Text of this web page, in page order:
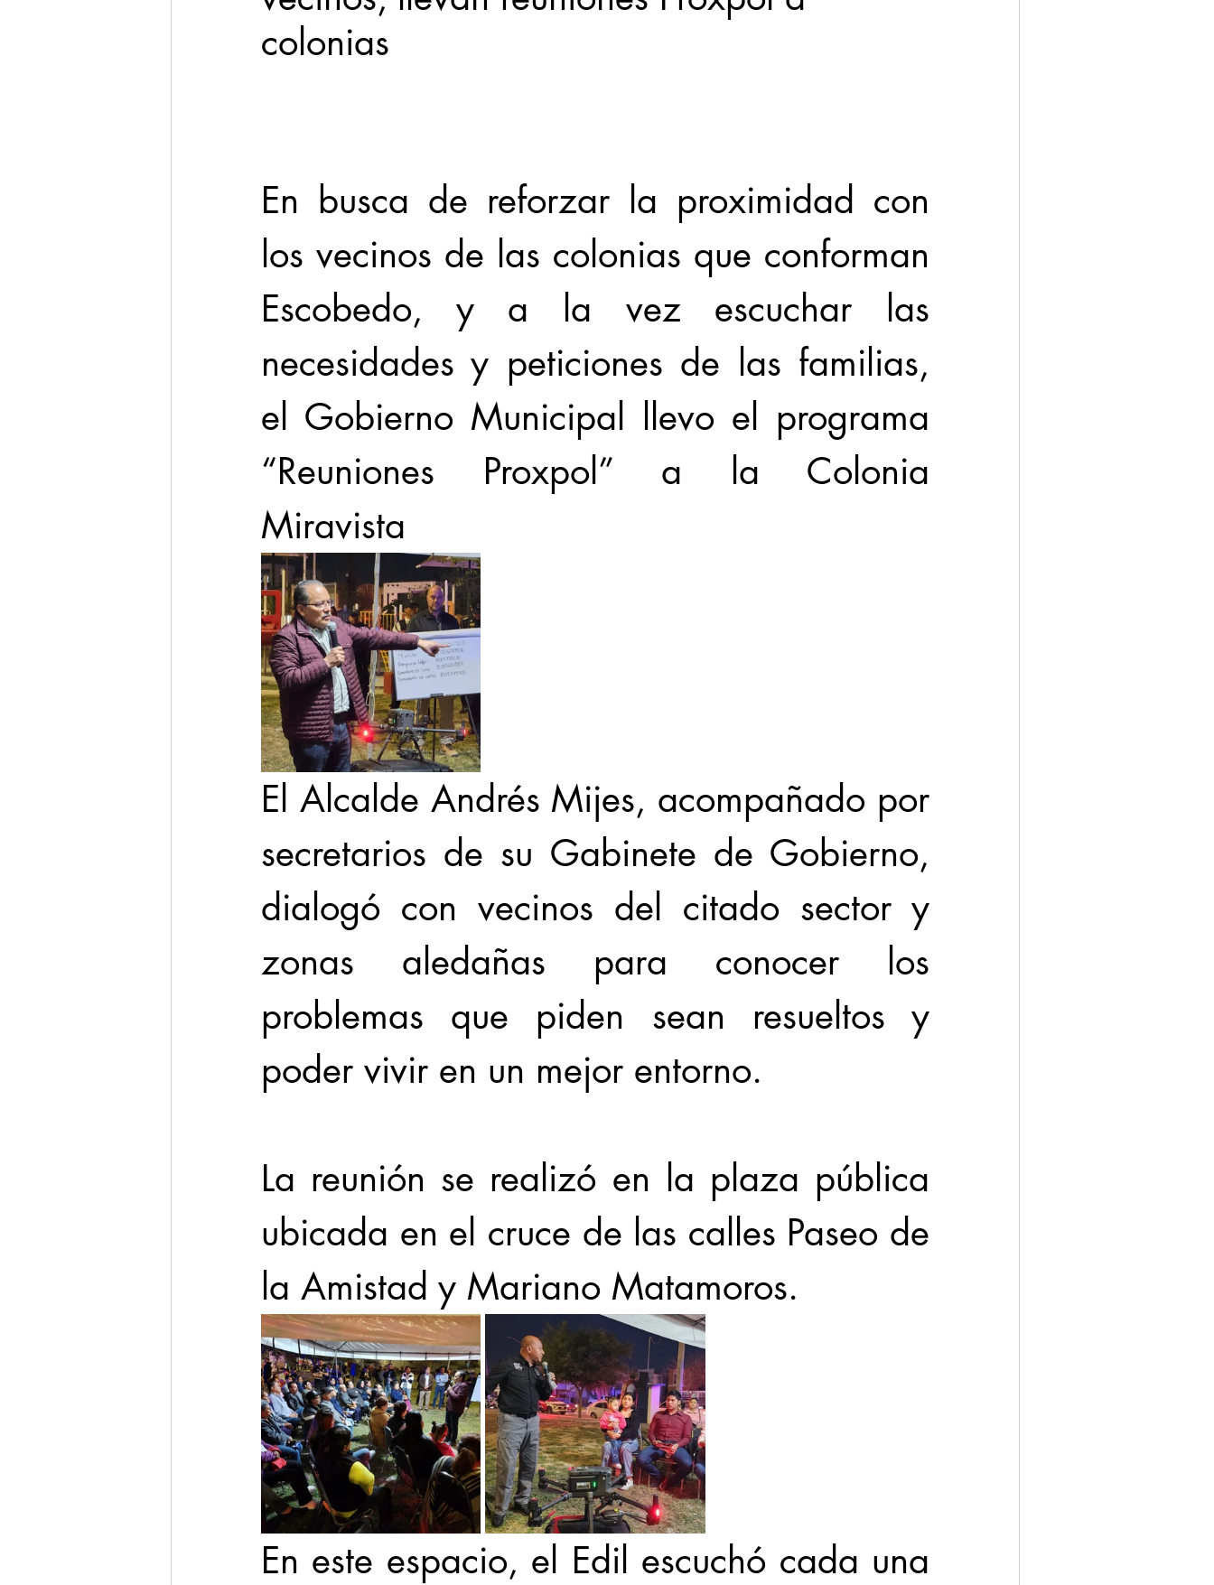
colonias
En busca de reforzar la proximidad con
los vecinos de las colonias que conforman
Escobedo, y a la vez escuchar las
necesidades y peticiones de las familias,
el Gobierno Municipal llevo el programa
“Reuniones Proxpol” a la Colonia
Miravista
El Alcalde Andrés Mijes, acompañado por
secretarios de su Gabinete de Gobierno,
dialogó con vecinos del citado sector y
zonas aledañas para conocer los
problemas que piden sean resueltos y
poder vivir en un mejor entorno.
La reunión se realizó en la plaza pública
ubicada en el cruce de las calles Paseo de
la Amistad y Mariano Matamoros.
En este espacio, el Edil escuchó cada una